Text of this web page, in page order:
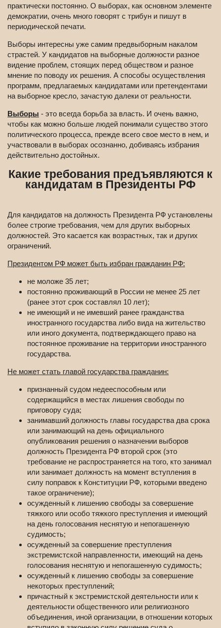
практически постоянно. О выборах, как основном элементе
демократии, очень много говорят с трибун и пишут в
периодической печати.
Выборы интересны уже самим предвыборным накалом
страстей. У кандидатов на выборные должности разное
видение проблем, стоящих перед обществом и разное
мнение по поводу их решения. А способы осуществления
программ, предлагаемых кандидатами или претендентами
на выборное кресло, зачастую далеки от реальности.
Выборы - это всегда борьба за власть. И очень важно,
чтобы как можно больше людей понимали существо этого
политического процесса, прежде всего свое место в нем, и
участвовали в выборах осознанно, добиваясь избрания
действительно достойных.
Какие требования предъявляются к
кандидатам в Президенты РФ
Для кандидатов на должность Президента РФ установлены
более строгие требования, чем для других выборных
должностей. Это касается как возрастных, так и других
ограничений.
Президентом РФ может быть избран гражданин РФ:
не моложе 35 лет;
постоянно проживающий в России не менее 25 лет
(ранее этот срок составлял 10 лет);
не имеющий и не имевший ранее гражданства
иностранного государства либо вида на жительство
или иного документа, подтверждающего право на
постоянное проживание на территории иностранного
государства.
Не может стать главой государства гражданин:
признанный судом недееспособным или
содержащийся в местах лишения свободы по
приговору суда;
занимавший должность главы государства два срока
или занимающий на день официального
опубликования решения о назначении выборов
должность Президента РФ второй срок (это
требование не распространяется на того, кто занимал
или занимает должность на момент вступления в
силу поправок к Конституции РФ, которыми введено
такое ограничение);
осужденный к лишению свободы за совершение
тяжкого или особо тяжкого преступления и имеющий
на день голосования неснятую и непогашенную
судимость;
осужденный за совершение преступления
экстремистской направленности, имеющий на день
голосования неснятую и непогашенную судимость;
осужденный к лишению свободы за совершение
некоторых преступлений;
причастный к экстремистской деятельности или к
деятельности общественного или религиозного
объединения, иной организации, в отношении которых